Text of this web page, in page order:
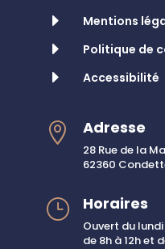
E
Mentions
E Politique de
E Accessibilité
 Adresse
28 Rue de la
62360
} Horaires
Ouvert du
de 8h à 12h et